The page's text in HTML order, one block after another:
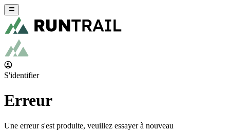
S'identifier
Erreur
Une erreur s'est produite, veuillez essayer à nouveau